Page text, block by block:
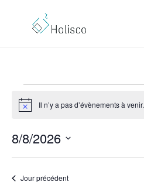
for
août
2026
Notice Il n’y a pas d’évènements à venir.
8/8/2026
Sélectionnez
uneJour précédent